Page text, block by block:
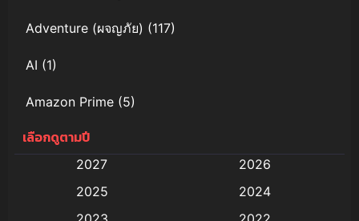
Adventure (ผจญภัย) (117)
AI (1)
Amazon Prime (5)
Anal (ประตูหลัง)
Animation การ์ตูน
เลือกดูตามปี
2027
2026
2025
2024